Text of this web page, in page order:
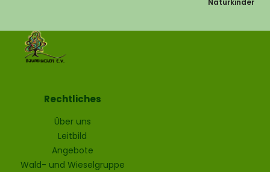
Rechtliches
Über uns
Leitbild
Angebote
Wald- und Wieselgruppe